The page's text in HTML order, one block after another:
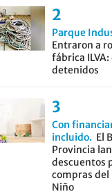
Parque
Entraron a
fábrica ILVA:
detenidos
Con
incluido
El
Provincia
descuentos
compras del
Niño